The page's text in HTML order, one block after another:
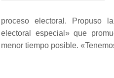
proceso electoral. Propuso
electoral especial» que
menor tiempo posible.